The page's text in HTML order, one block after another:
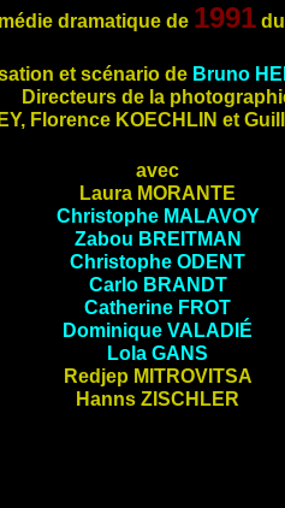
dramatique de 1991
et scénario de Bruno
Directeurs de la
, Florence KOECHLIN et
avec
Laura MORANTE
Christophe MALAVOY
Zabou BREITMAN
Christophe ODENT
Carlo BRANDT
Catherine FROT
Dominique VALADIÉ
Lola GANS
Redjep MITROVITSA
Hanns ZISCHLER